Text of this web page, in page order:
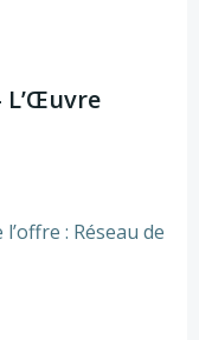
L’Œuvre
: Réseau de